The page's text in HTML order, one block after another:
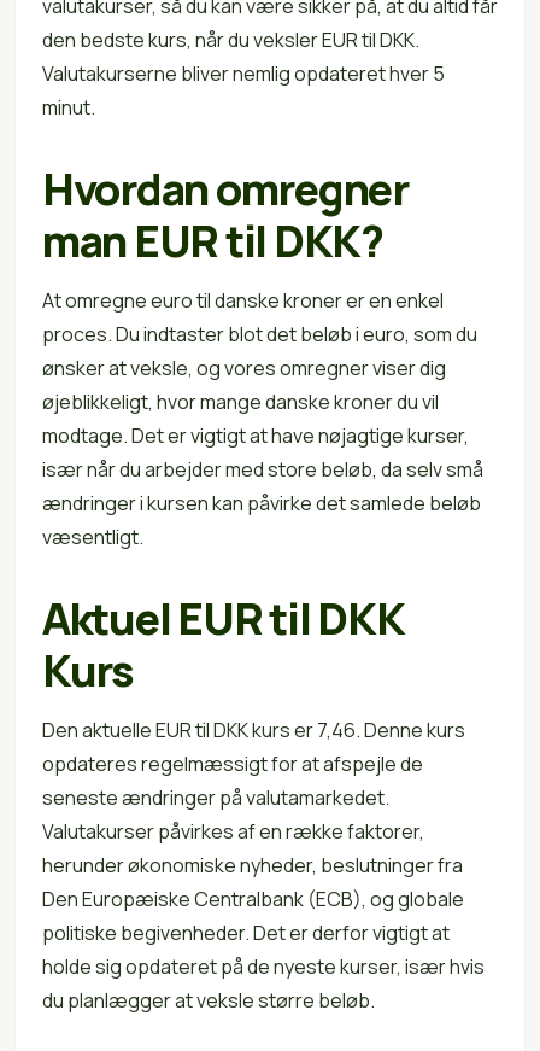
valutakurser, så du kan være sikker på, at du altid får
den bedste kurs, når du veksler EUR til DKK.
Valutakurserne bliver nemlig opdateret hver 5
minut.
Hvordan omregner
man EUR til DKK?
At omregne euro til danske kroner er en enkel
proces. Du indtaster blot det beløb i euro, som du
ønsker at veksle, og vores omregner viser dig
øjeblikkeligt, hvor mange danske kroner du vil
modtage. Det er vigtigt at have nøjagtige kurser,
især når du arbejder med store beløb, da selv små
ændringer i kursen kan påvirke det samlede beløb
væsentligt.
Aktuel EUR til DKK
Kurs
Den aktuelle EUR til DKK kurs er 7,46. Denne kurs
opdateres regelmæssigt for at afspejle de
seneste ændringer på valutamarkedet.
Valutakurser påvirkes af en række faktorer,
herunder økonomiske nyheder, beslutninger fra
Den Europæiske Centralbank (ECB), og globale
politiske begivenheder. Det er derfor vigtigt at
holde sig opdateret på de nyeste kurser, især hvis
du planlægger at veksle større beløb.